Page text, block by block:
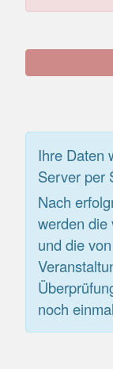
Ihre Daten
Server per
Nach
werden die
und die
noch